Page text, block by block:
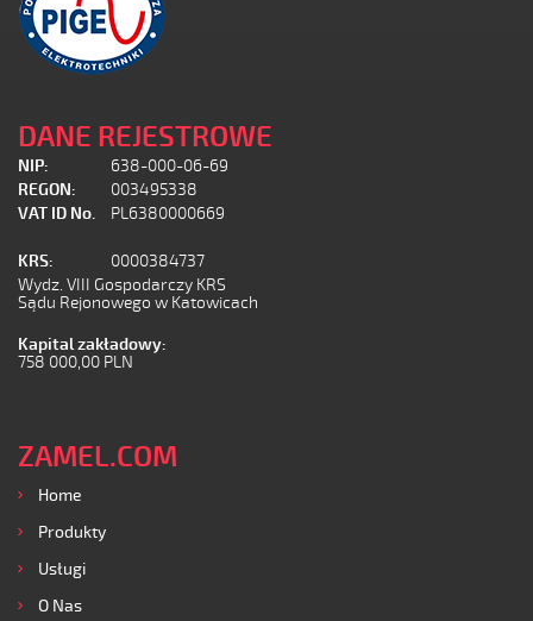
DANE REJESTROWE
NIP:
638-000-06-69
REGON:
003495338
VAT ID No.
PL6380000669
KRS:
0000384737
Wydz. VIII Gospodarczy KRS
Sądu Rejonowego w Katowicach
Kapital zakładowy:
758 000,00 PLN
ZAMEL.COM
Home
Produkty
Usługi
O Nas